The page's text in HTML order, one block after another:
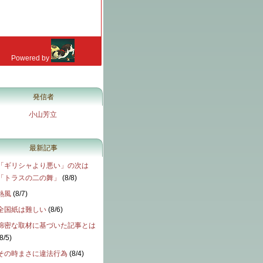
発信者
小山芳立
最新記事
ギリシャより悪い」の次は
トラスの二の舞」
(8/8)
風 (8/7)
国紙は難しい (8/6)
密な取材に基づいた記事とは
8/5)
の時まさに違法行為 (8/4)